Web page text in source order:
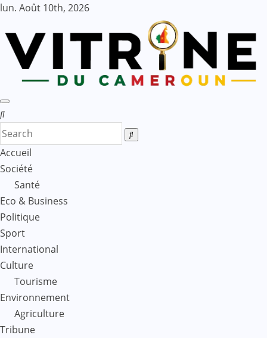
Skip
content
lun. Août 10th, 2026
Accueil
Société
Santé
Eco & Business
Politique
Sport
International
Culture
Tourisme
Environnement
Agriculture
Tribune